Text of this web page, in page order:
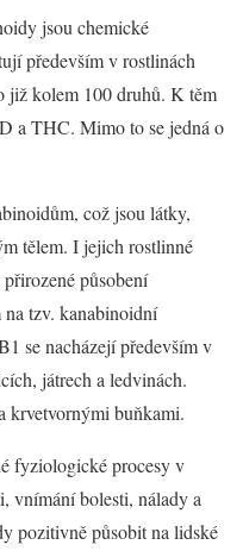
jsou chemické
především v rostlinách
již kolem 100 druhů. K těm
a THC. Mimo to se jedná o
což jsou látky,
tělem. I jejich rostlinné
působení
tzv. kanabinoidní
se nacházejí především v
játrech a ledvinách.
krvetvornými buňkami.
fyziologické procesy v
vnímání bolesti, nálady a
pozitivně působit na lidské